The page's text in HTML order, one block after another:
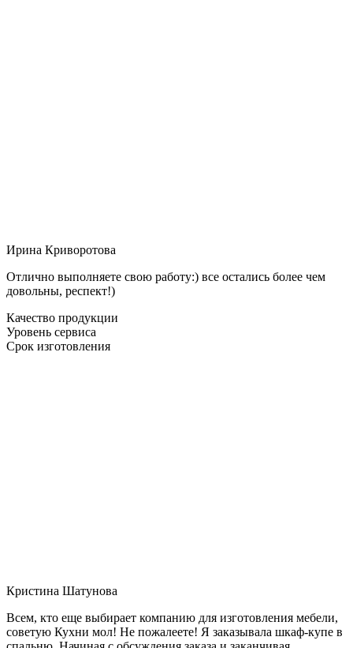
Ирина Криворотова
Отлично выполняете свою работу:) все остались более чем
довольны, респект!)
Качество продукции
Уровень сервиса
Срок изготовления
Кристина Шатунова
Всем, кто еще выбирает компанию для изготовления мебели,
советую Кухни мол! Не пожалеете! Я заказывала шкаф-купе в